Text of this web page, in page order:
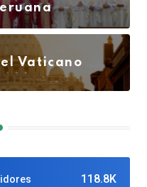
Vaticano
118.8K